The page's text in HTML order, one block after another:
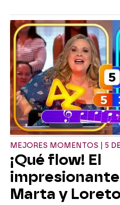
MEJORES MOMENTOS | 5
¡Qué flow! El
Marta y